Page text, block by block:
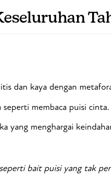
dan kaya dengan
seperti membaca puisi cinta.
yang menghargai
bait puisi yang tak